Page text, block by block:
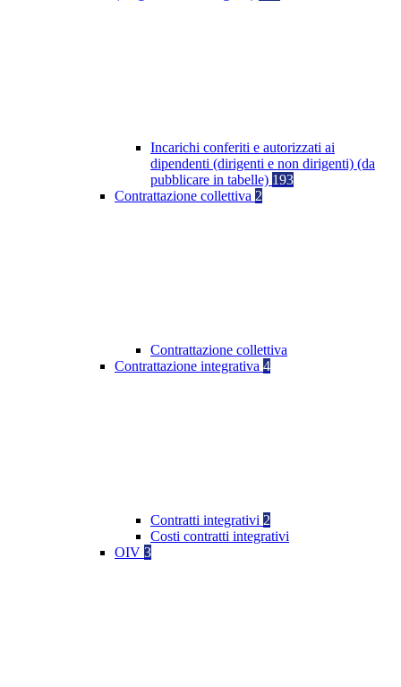
Incarichi conferiti e autorizzati ai
dipendenti (dirigenti e non dirigenti) (da
pubblicare in tabelle) 193
Contrattazione collettiva 2
Contrattazione collettiva
Contrattazione integrativa 4
Contratti integrativi 2
Costi contratti integrativi
OIV 3